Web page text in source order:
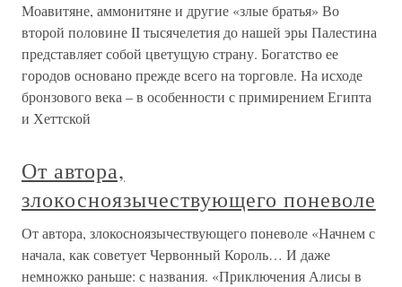
Моавитяне, аммонитяне и другие «злые братья» Во
второй половине II тысячелетия до нашей эры Палестина
представляет собой цветущую страну. Богатство ее
городов основано прежде всего на торговле. На исходе
бронзового века – в особенности с примирением Египта
и Хеттской
От автора,
злокосноязычествующего поневоле
От автора, злокосноязычествующего поневоле «Начнем с
начала, как советует Червонный Король… И даже
немножко раньше: с названия. «Приключения Алисы в